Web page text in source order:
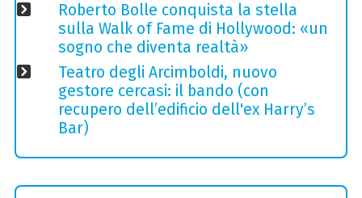
Roberto Bolle conquista la stella
sulla Walk of Fame di Hollywood: «un
sogno che diventa realtà»
Teatro degli Arcimboldi, nuovo
gestore cercasi: il bando (con
recupero dell’edificio dell'ex Harry’s
Bar)